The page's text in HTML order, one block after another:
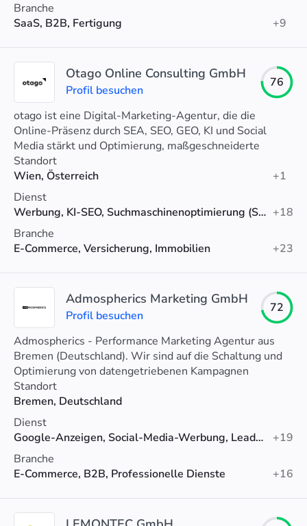
Branche
SaaS, B2B, Fertigung
+9
Otago Online Consulting GmbH
Profil besuchen
76
otago ist eine Digital-Marketing-Agentur, die die
Online-Präsenz durch SEA, SEO, GEO, KI und Social
Media stärkt und Optimierung, maßgeschneiderte
Strategien und Analytics-Unterstützung bietet.
Standort
Wien, Österreich
+1
Dienst
Werbung, KI-SEO, Suchmaschinenoptimierung (SEO) +18
Branche
E-Commerce, Versicherung, Immobilien
+23
Admospherics Marketing GmbH
Profil besuchen
72
Admospherics - Performance Marketing Agentur aus
Bremen (Deutschland). Wir sind auf die Schaltung und
Optimierung von datengetriebenen Kampagnen
spezialisiert: Von Google Ads bis TikTok.
Standort
Bremen, Deutschland
Dienst
Google-Anzeigen, Social-Media-Werbung, Lead-Generierung
+19
Branche
E-Commerce, B2B, Professionelle Dienste
+16